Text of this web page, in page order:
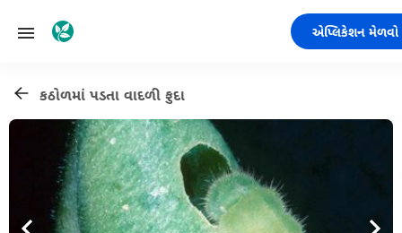
એપ્લિકેશન મેળવો
કઠોળમાં પડતા વાદળી ફુદા